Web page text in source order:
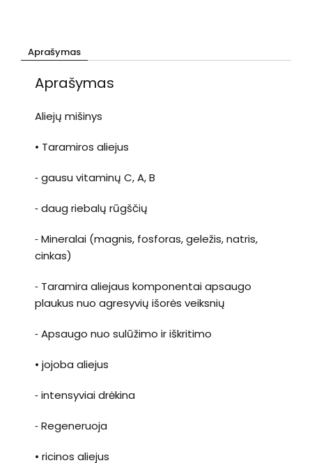
Aprašymas
Aprašymas
Aliejų mišinys
• Taramiros aliejus
⁃ gausu vitaminų C, A, B
⁃ daug riebalų rūgščių
⁃ Mineralai (magnis, fosforas, geležis, natris,
cinkas)
⁃ Taramira aliejaus komponentai apsaugo
plaukus nuo agresyvių išorės veiksnių
⁃ Apsaugo nuo sulūžimo ir iškritimo
• jojoba aliejus
⁃ intensyviai drėkina
⁃ Regeneruoja
• ricinos aliejus